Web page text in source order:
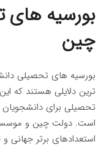
بورسیه های
چین
بورسیه های تحصیلی
ترین دلایلی هستند که
تحصیلی برای دانشجویان
است. دولت چین و
استعدادهای برتر جهانی